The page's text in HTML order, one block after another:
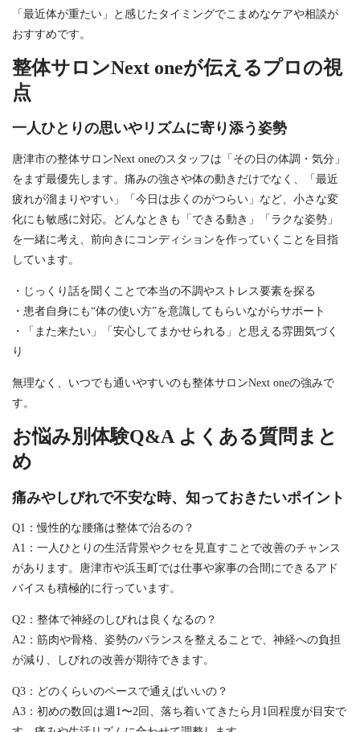
「最近体が重たい」と感じたタイミングでこまめなケアや相談が
おすすめです。
整体サロンNext oneが伝えるプロの視
点
一人ひとりの思いやリズムに寄り添う姿勢
唐津市の整体サロンNext oneのスタッフは「その日の体調・気分」
をまず最優先します。痛みの強さや体の動きだけでなく、「最近
疲れが溜まりやすい」「今日は歩くのがつらい」など、小さな変
化にも敏感に対応。どんなときも「できる動き」「ラクな姿勢」
を一緒に考え、前向きにコンディションを作っていくことを目指
しています。
・じっくり話を聞くことで本当の不調やストレス要素を探る
・患者自身にも“体の使い方”を意識してもらいながらサポート
・「また来たい」「安心してまかせられる」と思える雰囲気づく
り
無理なく、いつでも通いやすいのも整体サロンNext oneの強みで
す。
お悩み別体験Q&A よくある質問まと
め
痛みやしびれで不安な時、知っておきたいポイント
Q1：慢性的な腰痛は整体で治るの？
A1：一人ひとりの生活背景やクセを見直すことで改善のチャンス
があります。唐津市や浜玉町では仕事や家事の合間にできるアド
バイスも積極的に行っています。
Q2：整体で神経のしびれは良くなるの？
A2：筋肉や骨格、姿勢のバランスを整えることで、神経への負担
が減り、しびれの改善が期待できます。
Q3：どのくらいのペースで通えばいいの？
A3：初めの数回は週1〜2回、落ち着いてきたら月1回程度が目安で